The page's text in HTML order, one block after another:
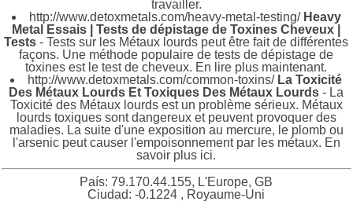
travailler.
http://www.detoxmetals.com/heavy-metal-testing/ Heavy
Metal Essais | Tests de dépistage de Toxines Cheveux |
Tests - Tests sur les Métaux lourds peut être fait de différentes
façons. Une méthode populaire de tests de dépistage de
toxines est le test de cheveux. En lire plus maintenant.
http://www.detoxmetals.com/common-toxins/ La Toxicité
Des Métaux Lourds Et Toxiques Des Métaux Lourds - La
Toxicité des Métaux lourds est un problème sérieux. Métaux
lourds toxiques sont dangereux et peuvent provoquer des
maladies. La suite d'une exposition au mercure, le plomb ou
l'arsenic peut causer l'empoisonnement par les métaux. En
savoir plus ici.
País: 79.170.44.155, L'Europe, GB
Ciudad: -0.1224 , Royaume-Uni